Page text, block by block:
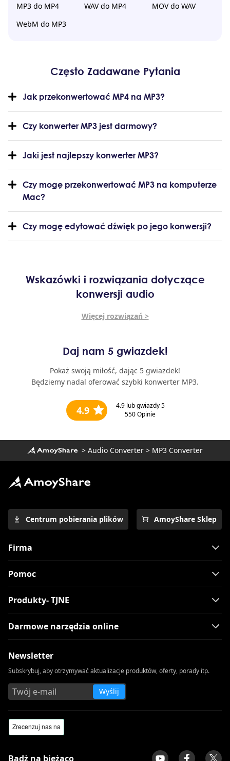
MP3 do MP4
WAV do MP4
MOV do WAV
WebM do MP3
Często Zadawane Pytania
Jak przekonwertować MP4 na MP3?
Czy konwerter MP3 jest darmowy?
Jaki jest najlepszy konwerter MP3?
Czy mogę przekonwertować MP3 na komputerze
Mac?
Czy mogę edytować dźwięk po jego konwersji?
Wskazówki i rozwiązania dotyczące
konwersji audio
Więcej rozwiązań >
Daj nam 5 gwiazdek!
Pokaż swoją miłość, dając 5 gwiazdek!
Będziemy nadal oferować szybki konwerter MP3.
4.9 4.9 lub gwiazdy 5
550Opinie
> Audio Converter > MP3 Converter
Centrum pobierania plików AmoyShare Sklep
Firma
Pomoc
Produkty- TJNE
Darmowe narzędzia online
Newsletter
Subskrybuj, aby otrzymywać aktualizacje produktów, oferty, porady itp.
Wyślij
Bądż na bieżąco